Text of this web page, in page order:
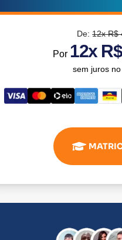
De:12x R$
Por 12x
sem juros